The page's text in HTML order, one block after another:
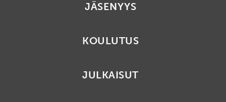
JÄSENYYS
KOULUTUS
JULKAISUT